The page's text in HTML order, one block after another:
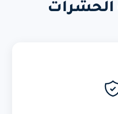
الحشرات